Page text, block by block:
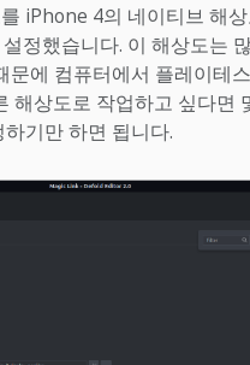
iPhone 4의 네이티브 해
정했습니다. 이 해상도는
문에 컴퓨터에서 플레이테
해상도로 작업하고 싶다면
기만 하면 됩니다.